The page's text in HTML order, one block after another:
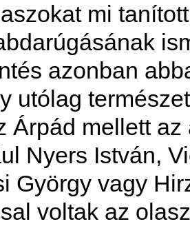
mi
azonban
utólag
Árpád mellett
Nyers István,
György vagy
voltak az